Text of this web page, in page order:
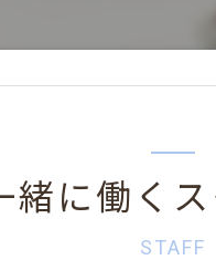
緒に働く
STAFF